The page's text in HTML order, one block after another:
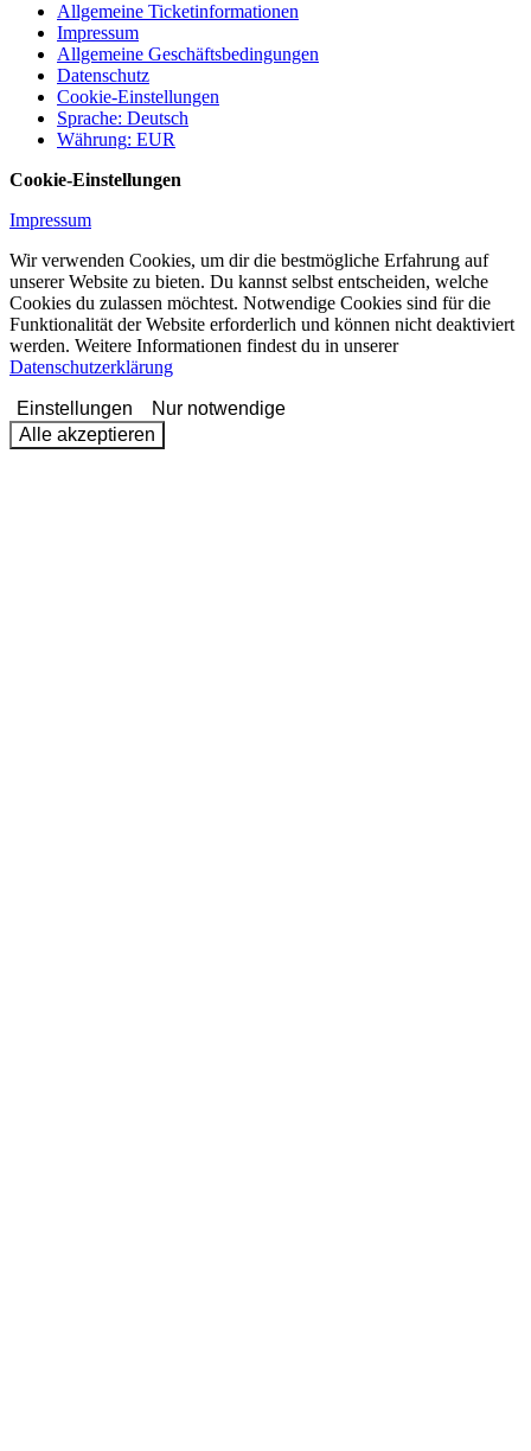
Allgemeine Ticketinformationen
Impressum
Allgemeine Geschäftsbedingungen
Datenschutz
Cookie-Einstellungen
Sprache: Deutsch
Währung: EUR
Cookie-Einstellungen
Impressum
Wir verwenden Cookies, um dir die bestmögliche Erfahrung auf
unserer Website zu bieten. Du kannst selbst entscheiden, welche
Cookies du zulassen möchtest. Notwendige Cookies sind für die
Funktionalität der Website erforderlich und können nicht deaktiviert
werden. Weitere Informationen findest du in unserer
Datenschutzerklärung
Einstellungen
Nur notwendige
Alle akzeptieren